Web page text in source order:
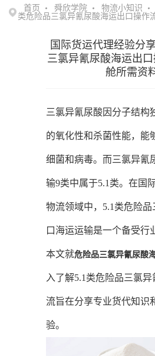
首页 舜欣学院 物流小知识
类危险品三氯异氰尿酸海运出口操作
国际货运代理经验分
三氯异氰尿酸海运出
舱所需资
三氯异氰尿酸因分子结构
的氧化性和杀菌性能，能
细菌和病毒。而三氯异氰
输9类中属于5.1类。在国
物流领域中，5.1类危险
口海运运输是一个备受行
本文就危险品三氯异氰尿酸
入了解5.1类危险品三氯
流旨在分享专业货代知识
验。